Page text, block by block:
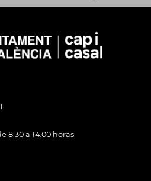
8:30 a 14:00 horas